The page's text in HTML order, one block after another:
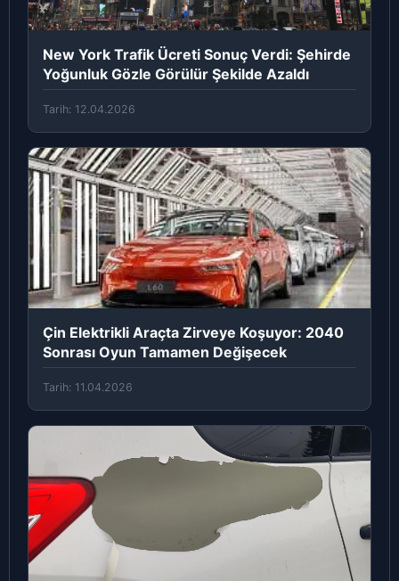
New York Trafik Ücreti Sonuç Verdi: Şehirde
Yoğunluk Gözle Görülür Şekilde Azaldı
Tarih: 12.04.2026
Çin Elektrikli Araçta Zirveye Koşuyor: 2040
Sonrası Oyun Tamamen Değişecek
Tarih: 11.04.2026